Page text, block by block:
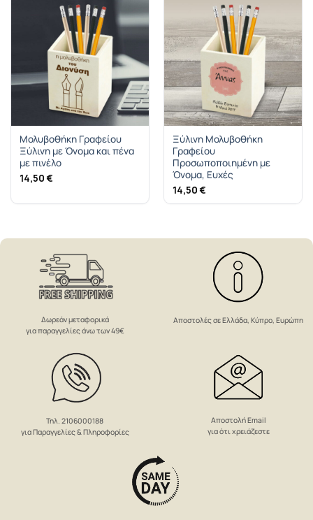
Μολυβοθήκη Γραφείου
Ξύλινη με Όνομα και πένα
με πινέλο
14,50 €
Ξύλινη Μολυβοθήκη
Γραφείου
Προσωποποιημένη με
Όνομα, Ευχές
14,50 €
Δωρεάν μεταφορικά
για παραγγελίες άνω των 49€
Αποστολές σε Ελλάδα, Κύπρο, Ευρώπη
Τηλ. 2106000188
για Παραγγελίες & Πληροφορίες
Αποστολή Email
για ότι χρειάζεστε